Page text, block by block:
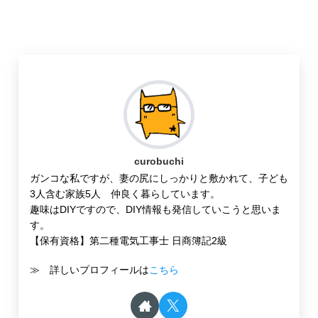
curobuchi
ガンコな私ですが、妻の尻にしっかりと敷かれて、子ども
3人含む家族5人 仲良く暮らしています。
趣味はDIYですので、DIY情報も発信していこうと思いま
す。
【保有資格】第二種電気工事士 日商簿記2級
≫ 詳しいプロフィールはこちら